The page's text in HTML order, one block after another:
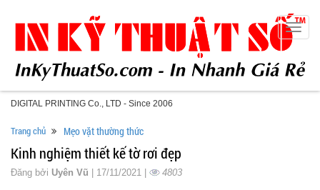
DIGITAL PRINTING Co., LTD - Since 2006
Toggle
Trang chủ Mẹo vặt thường thức
Kinh nghiệm thiết kế tờ rơi đẹp
Đăng bởi Uyên Vũ | 17/11/2021 | 4803